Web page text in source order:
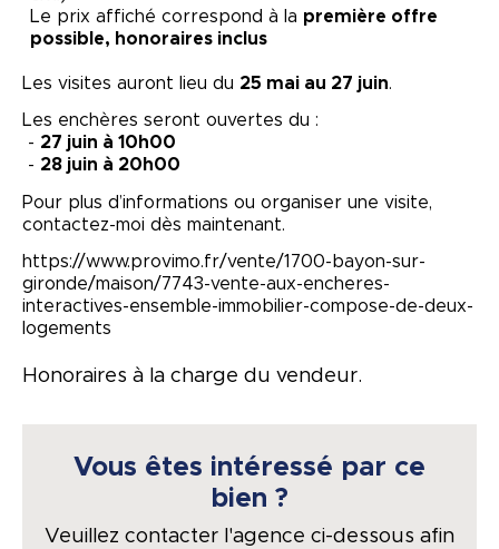
Le prix affiché correspond à la première offre
possible, honoraires inclus
Les visites auront lieu du 25 mai au 27 juin.
Les enchères seront ouvertes du :
- 27 juin à 10h00
- 28 juin à 20h00
Pour plus d’informations ou organiser une visite,
contactez-moi dès maintenant.
https://www.provimo.fr/vente/1700-bayon-sur-
gironde/maison/7743-vente-aux-encheres-
interactives-ensemble-immobilier-compose-de-deux-
logements
Honoraires à la charge du vendeur.
Vous êtes intéressé par ce
bien ?
Veuillez contacter l'agence ci-dessous afin